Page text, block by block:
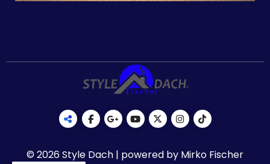
© 2026 Style Dach | powered by Mirko Fischer